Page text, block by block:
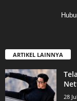
ARTIKEL LAINNYA
28